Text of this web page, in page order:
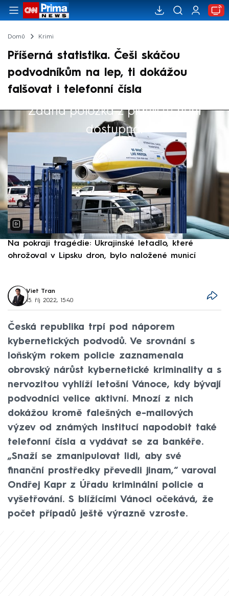
Domů Krimi
Příšerná statistika. Češi skáčou
podvodníkům na lep, ti dokážou
falšovat i telefonní čísla
Žádná položka z playlistu není
dostupná.
Výběr redakce
Na pokraji tragédie: Ukrajinské letadlo, které
ohrožoval v Lipsku dron, bylo naložené municí
Viet Tran
15. říj 2022, 15:40
Česká republika trpí pod náporem
kybernetických podvodů. Ve srovnání s
loňským rokem policie zaznamenala
obrovský nárůst kybernetické kriminality a s
nervozitou vyhlíží letošní Vánoce, kdy bývají
podvodníci velice aktivní. Mnozí z nich
dokážou kromě falešných e-mailových
výzev od známých institucí napodobit také
telefonní čísla a vydávat se za bankéře.
„Snaží se zmanipulovat lidi, aby své
finanční prostředky převedli jinam,“ varoval
Ondřej Kapr z Úřadu kriminální policie a
vyšetřování. S blížícími Vánoci očekává, že
počet případů ještě výrazně vzroste.